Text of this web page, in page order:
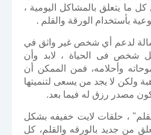
كل ما يتعلق بالمشاكل اليومية ،
بأستخدام الورقة والقلم .
لدعم أي شخص غير واثق في
شخص فى الحياة ، لابد وأن
وأحلامه، فمن الممكن أن
ولكن لا يجد من يسعى لتنميتها
مصدر رزق له فيما بعد.
، حلقات لايت خفيفه بشكل
من جديد بالورقه والقلم، كل